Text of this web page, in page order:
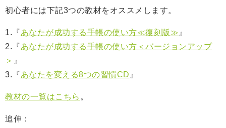
初心者には下記3つの教材をオススメします。
1.『あなたが成功する手帳の使い方≪復刻版≫ 』
2.『あなたが成功する手帳の使い方＜バージョンアップ
＞ 』
3.『あなたを変える8つの習慣CD 』
教材の一覧はこちら 。
追伸：